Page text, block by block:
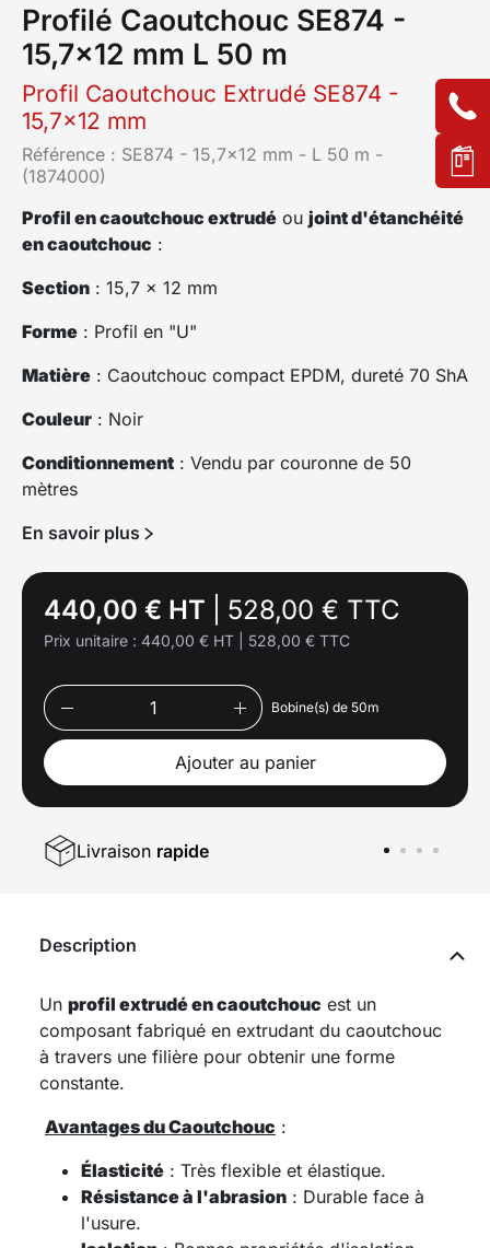
Profil Caoutchouc Extrudé SE874 -
15,7x12 mm
Profilé Caoutchouc SE874 -
15,7x12 mm L 50 m
Référence : SE874 - 15,7x12 mm - L 50 m -
(1874000)
Profil en caoutchouc extrudé ou joint d'étanchéité
en caoutchouc :
Section : 15,7 x 12 mm
Forme : Profil en "U"
Matière : Caoutchouc compact EPDM, dureté 70 ShA
Couleur : Noir
Conditionnement : Vendu par couronne de 50
mètres
En savoir plus
440,00 € HT 528,00 € TTC
Prix unitaire : 440,00 € HT 528,00 € TTC
Bobine(s) de 50m
Ajouter au panier
Livraison rapide
Description
Un profil extrudé en caoutchouc est un
composant fabriqué en extrudant du caoutchouc
à travers une filière pour obtenir une forme
constante.
Avantages du Caoutchouc :
Élasticité : Très flexible et élastique.
Résistance à l'abrasion : Durable face à
l'usure.